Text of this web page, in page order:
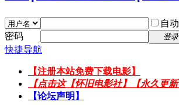
自
密码
登录
快捷导航
【注册本站免费下载电影】
【点击这【怀旧电影社】【永久更
【论坛声明】